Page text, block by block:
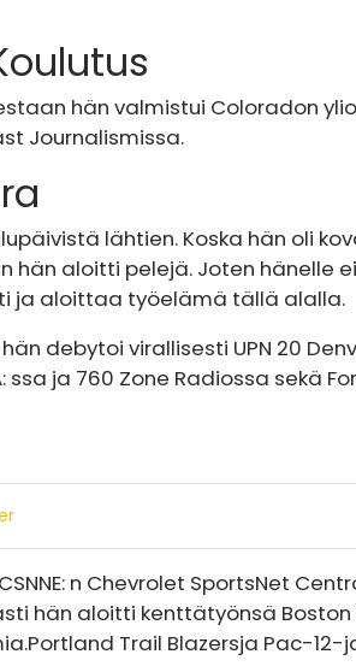
​​hän valmistui Coloradon
Journalismissa.
lähtien. Koska hän oli
hän aloitti pelejä. Joten hänelle
ja aloittaa työelämä tällä alalla.
debytoi virallisesti UPN 20
ssa ja 760 Zone Radiossa sekä
n Chevrolet SportsNet
hän aloitti kenttätyönsä
Portland Trail Blazersja Pac-12-